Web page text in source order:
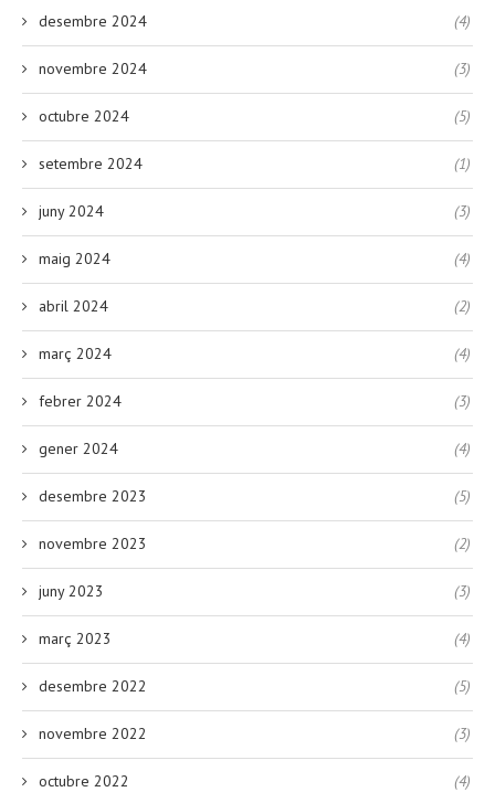
desembre 2024 (4)
novembre 2024 (3)
octubre 2024 (5)
setembre 2024 (1)
juny 2024 (3)
maig 2024 (4)
abril 2024 (2)
març 2024 (4)
febrer 2024 (3)
gener 2024 (4)
desembre 2023 (5)
novembre 2023 (2)
juny 2023 (3)
març 2023 (4)
desembre 2022 (5)
novembre 2022 (3)
octubre 2022 (4)